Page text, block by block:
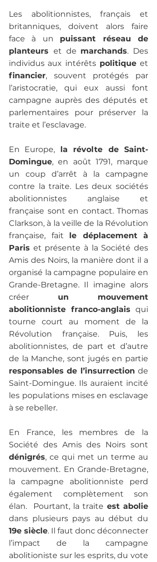
Les abolitionnistes, français et
britanniques, doivent alors faire
face à un puissant réseau de
planteurs et de marchands. Des
individus aux intérêts politique et
financier, souvent protégés par
l’aristocratie, qui eux aussi font
campagne auprès des députés et
parlementaires pour préserver la
traite et l’esclavage.
En Europe, la révolte de Saint-
Domingue, en août 1791, marque
un coup d’arrêt à la campagne
contre la traite. Les deux sociétés
abolitionnistes anglaise et
française sont en contact. Thomas
Clarkson, à la veille de la Révolution
française, fait le déplacement à
Paris et présente à la Société des
Amis des Noirs, la manière dont il a
organisé la campagne populaire en
Grande-Bretagne. Il imagine alors
créer un mouvement
abolitionniste franco-anglais qui
tourne court au moment de la
Révolution française. Puis, les
abolitionnistes, de part et d’autre
responsables de l’insurrection de
Saint-Domingue. Ils auraient incité
les populations mises en esclavage
à se rebeller.
En France, les membres de la
dénigrés, ce qui met un terme au
mouvement. En Grande-Bretagne,
la campagne abolitionniste perd
également complètement son
élan.  Pourtant, la traite
19e siècle. Il faut donc déconnecter
l’impact de la campagne
abolitioniste sur les esprits, du vote